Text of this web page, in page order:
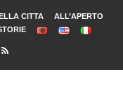
CITTA
ALL’APERTO